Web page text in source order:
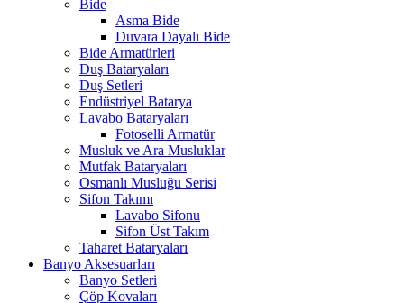
Bide
Asma Bide
Duvara Dayalı Bide
Bide Armatürleri
Duş Bataryaları
Duş Setleri
Endüstriyel Batarya
Lavabo Bataryaları
Fotoselli Armatür
Musluk ve Ara Musluklar
Mutfak Bataryaları
Osmanlı Musluğu Serisi
Sifon Takımı
Lavabo Sifonu
Sifon Üst Takım
Taharet Bataryaları
Banyo Aksesuarları
Banyo Setleri
Çöp Kovaları